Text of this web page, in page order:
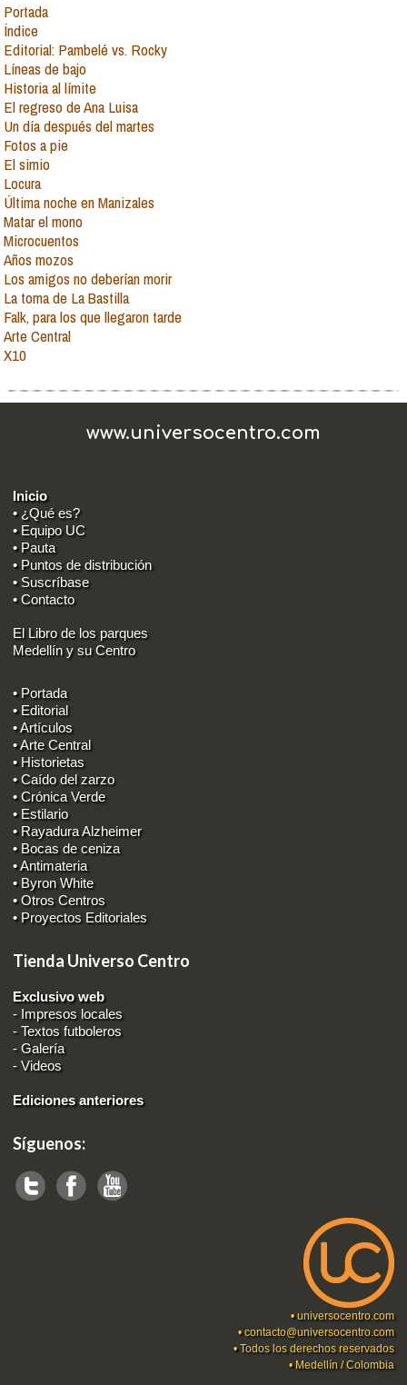
Portada
Índice
Editorial: Pambelé vs. Rocky
Líneas de bajo
Historia al límite
El regreso de Ana Luisa
Un día después del martes
Fotos a pie
El simio
Locura
Última noche en Manizales
Matar el mono
Microcuentos
Años mozos
Los amigos no deberían morir
La toma de La Bastilla
Falk, para los que llegaron tarde
Arte Central
X10
www.universocentro.com
Inicio
• ¿Qué es?
• Equipo UC
• Pauta
• Puntos de distribución
• Suscríbase
• Contacto
El Libro de los parques
Medellín y su Centro
• Portada
• Editorial
• Artículos
• Arte Central
• Historietas
• Caído del zarzo
• Crónica Verde
• Estilario
• Rayadura Alzheimer
• Bocas de ceniza
• Antimateria
• Byron White
• Otros Centros
• Proyectos Editoriales
Tienda Universo Centro
Exclusivo web
- Impresos locales
-Textos futboleros
-Galería
-Videos
Ediciones anteriores
Síguenos:
•universocentro.com
•contacto@universocentro.com
• Todos los derechos reservados
• Medellín / Colombia